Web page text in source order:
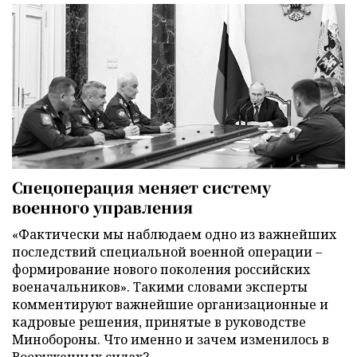
Спецоперация меняет систему
военного управления
«Фактически мы наблюдаем одно из важнейших
последствий специальной военной операции –
формирование нового поколения российских
военачальников». Такими словами эксперты
комментируют важнейшие организационные и
кадровые решения, принятые в руководстве
Минобороны. Что именно и зачем изменилось в